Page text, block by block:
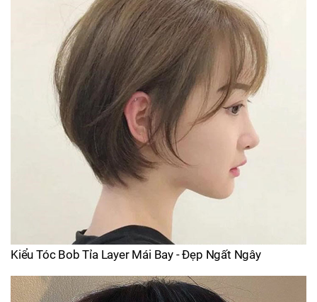
Kiểu Tóc Bob Tỉa Layer Mái Bay - Đẹp Ngất Ngây